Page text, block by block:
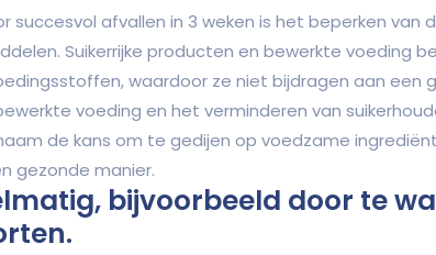
succesvol afvallen in 3 weken is het beperken van
Suikerrijke producten en bewerkte voeding
waardoor ze niet bijdragen aan een
voeding en het verminderen van
de kans om te gedijen op voedzame
gezonde manier.
bijvoorbeeld door te